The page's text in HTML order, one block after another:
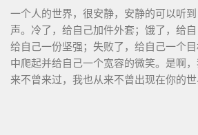
一个人的世界，很安静，安静的可以听
声。冷了，给自己加件外套；饿了，给自
给自己一份坚强；失败了，给自己一个
中爬起并给自己一个宽容的微笑。是啊
来不曾来过，我也从来不曾出现在你的